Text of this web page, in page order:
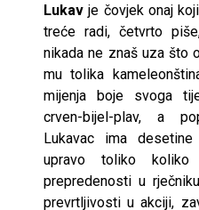
Lukavje čovjek onaj
treće radi, četvrto
nikada ne znaš uza što
mu tolika
mijenja boje svoga
crven-bijel-plav, a
Lukavac ima
upravo toliko koliko
prepredenosti u
prevrtljivosti u akciji,